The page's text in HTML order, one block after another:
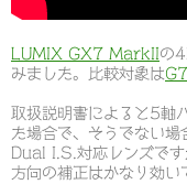
LUMIX GX7 MarkIIの
みました。比較対象はG7
取扱説明書によると5軸
た場合で、そうでない
Dual I.S.対応レンズで
方向の補正はかなり効い